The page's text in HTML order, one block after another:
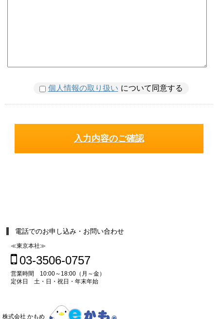
個人情報の取り扱い について同意する
電話でのお申し込み・お問い合わせ
≪東京本社≫
03-3506-0757
営業時間 10:00～18:00（月～金）
定休日 土・日・祝日・年末年始
株式会社 かもめ